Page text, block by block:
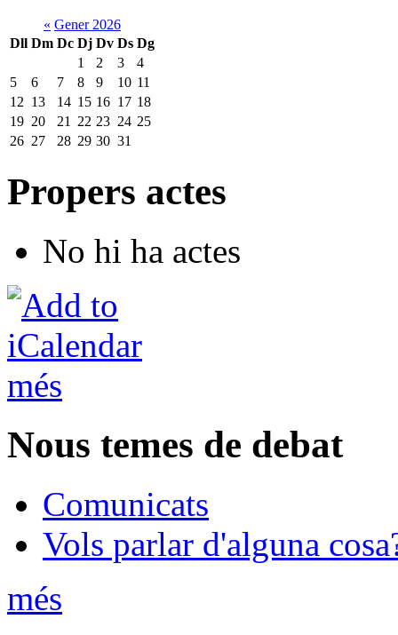
« Gener 2026
Dll Dm Dc Dj Dv Ds Dg
1
2 3
4
5
6 7 8 9 10 11
12 13 14 15 16 17 18
19 20 21 22 23 24 25
26 27 28 29 30 31
Propers actes
No hi ha actes
més
Nous temes de debat
Comunicats
Vols parlar d'alguna
més